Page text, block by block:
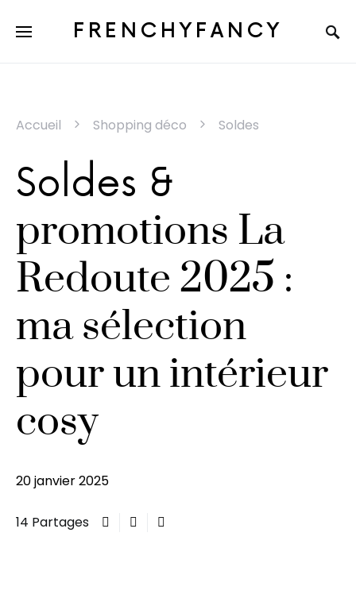
FRENCHYFANCY
Accueil Shopping déco Soldes
Soldes &
promotions La
Redoute 2025 :
ma sélection
pour un intérieur
cosy
20 janvier 2025
14 Partages